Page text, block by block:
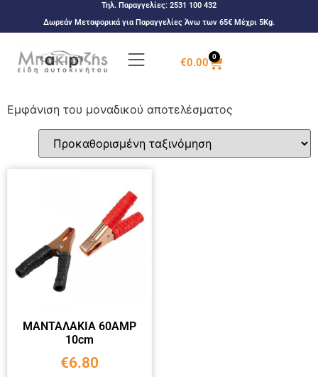
Τηλ. Παραγγελίες: 2531 100 432
Δωρεάν Μεταφορικά για Παραγγελίες Άνω των 65€ Μέχρι 5Kg.
€0.00 0
Εμφάνιση του μοναδικού αποτελέσματος
ΜΑΝΤΑΛΑΚΙΑ 60ΑΜΡ
10cm
€6.80